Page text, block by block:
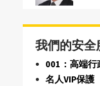
我們的安全
001：高端
名人VIP保護